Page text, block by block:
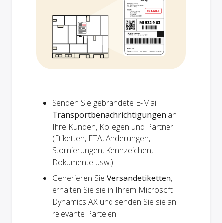
Senden Sie gebrandete E-Mail
Transportbenachrichtigungen an
Ihre Kunden, Kollegen und Partner
(Etiketten, ETA, Änderungen,
Stornierungen, Kennzeichen,
Dokumente usw.)
Generieren Sie Versandetiketten,
erhalten Sie sie in Ihrem Microsoft
Dynamics AX und senden Sie sie an
relevante Parteien